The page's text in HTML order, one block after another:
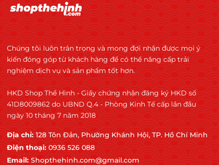
Chúng tôi luôn trân trọng và mong đợi nhận được mọi ý
kiến đóng góp từ khách hàng để có thể nâng cấp trải
nghiệm dịch vụ và sản phẩm tốt hơn.
HKD Shop Thể Hình - Giấy chứng nhận đăng ký HKD số
41D8009862 do UBND Q.4 - Phòng Kinh Tế cấp lần đầu
ngày 10 tháng 7 năm 2018
Địa chỉ: 128 Tôn Đản, Phường Khánh Hội, TP. Hồ Chí Minh
Điện thoại: 0936 526 088
Email: Shopthehinh.com@gmail.com